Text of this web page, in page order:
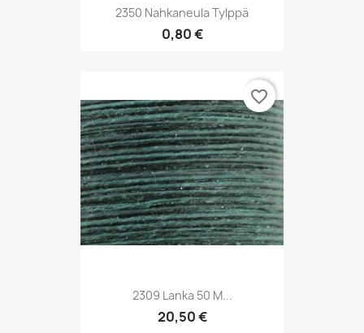
2350 Nahkaneula Tylppä
0,80 €
2309 Lanka 50 M...
20,50 €
favorite_border